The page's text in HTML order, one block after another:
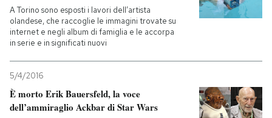
A Torino sono esposti i lavori dell’artista
olandese, che raccoglie le immagini trovate su
internet e negli album di famiglia e le accorpa
in serie e in significati nuovi
5/4/2016
È morto Erik Bauersfeld, la voce
dell’ammiraglio Ackbar di Star Wars